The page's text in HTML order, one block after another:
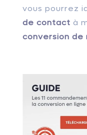
vous pourrez
de contact à
conversion de